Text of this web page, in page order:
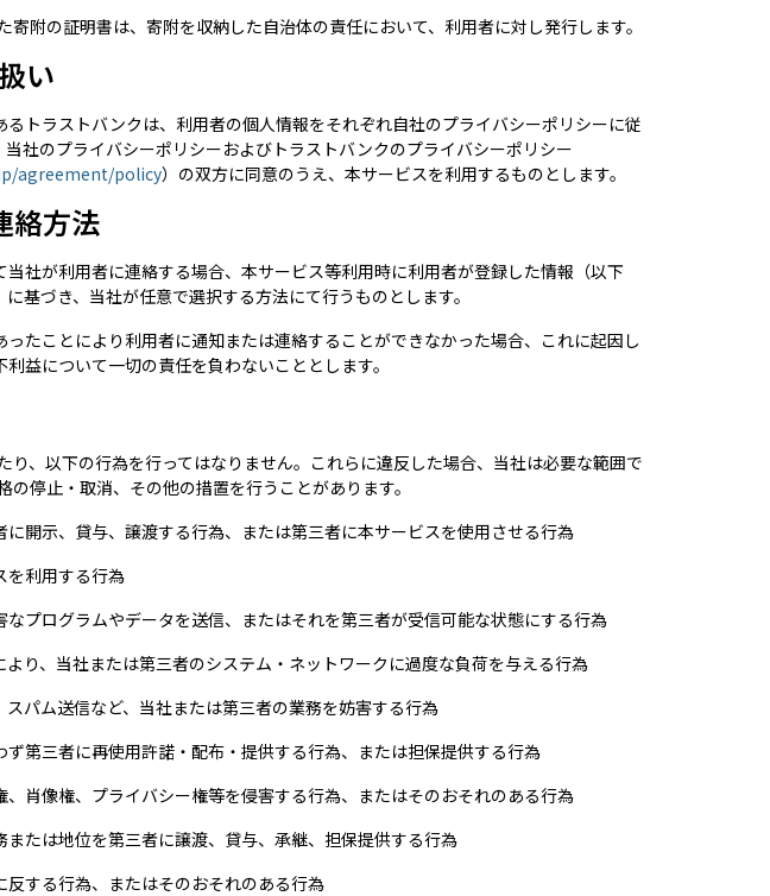
附の証明書は、寄附を収納した自治体の責任において、利用者に対し発行します。
い
トラストバンクは、利用者の個人情報をそれぞれ自社のプライバシーポリシーに従
社のプライバシーポリシーおよびトラストバンクのプライバシーポリシー
agreement/policy）の双方に同意のうえ、本サービスを利用するものとします。
絡方法
社が利用者に連絡する場合、本サービス等利用時に利用者が登録した情報（以下
に基づき、当社が任意で選択する方法にて行うものとします。
たことにより利用者に通知または連絡することができなかった場合、これに起因し
益について一切の責任を負わないこととします。
り、以下の行為を行ってはなりません。これらに違反した場合、当社は必要な範囲で
停止・取消、その他の措置を行うことがあります。
に開示、貸与、譲渡する行為、または第三者に本サービスを使用させる行為
を利用する行為
なプログラムやデータを送信、またはそれを第三者が受信可能な状態にする行為
り、当社または第三者のシステム・ネットワークに過度な負荷を与える行為
パム送信など、当社または第三者の業務を妨害する行為
第三者に再使用許諾・配布・提供する行為、または担保提供する行為
肖像権、プライバシー権等を侵害する行為、またはそのおそれのある行為
たは地位を第三者に譲渡、貸与、承継、担保提供する行為
する行為、またはそのおそれのある行為